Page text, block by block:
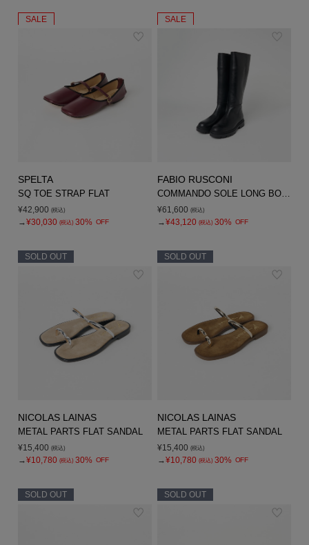
SALE
SPELTA
SQ TOE STRAP FLAT
¥42,900 (税込)
→¥30,030 (税込) 30% OFF
SALE
FABIO RUSCONI
COMMANDO SOLE LONG BOOT
¥61,600 (税込)
→¥43,120 (税込) 30% OFF
SOLD OUT
NICOLAS LAINAS
METAL PARTS FLAT SANDAL
¥15,400 (税込)
→¥10,780 (税込) 30% OFF
SOLD OUT
NICOLAS LAINAS
METAL PARTS FLAT SANDAL
¥15,400 (税込)
→¥10,780 (税込) 30% OFF
SOLD OUT SOLD OUT